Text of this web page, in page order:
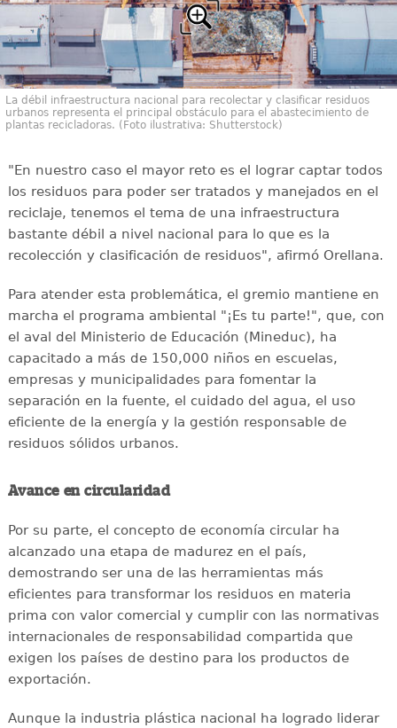
La débil infraestructura nacional para recolectar y clasificar residuos
urbanos representa el principal obstáculo para el abastecimiento de
plantas recicladoras. (Foto ilustrativa: Shutterstock)
"En nuestro caso el mayor reto es el lograr captar todos
los residuos para poder ser tratados y manejados en el
reciclaje, tenemos el tema de una infraestructura
bastante débil a nivel nacional para lo que es la
recolección y clasificación de residuos", afirmó Orellana.
Para atender esta problemática, el gremio mantiene en
marcha el programa ambiental "¡Es tu parte!", que, con
el aval del Ministerio de Educación (Mineduc), ha
capacitado a más de 150,000 niños en escuelas,
empresas y municipalidades para fomentar la
separación en la fuente, el cuidado del agua, el uso
eficiente de la energía y la gestión responsable de
residuos sólidos urbanos.
Avance en circularidad
Por su parte, el concepto de economía circular ha
alcanzado una etapa de madurez en el país,
demostrando ser una de las herramientas más
eficientes para transformar los residuos en materia
prima con valor comercial y cumplir con las normativas
internacionales de responsabilidad compartida que
exigen los países de destino para los productos de
exportación.
Aunque la industria plástica nacional ha logrado liderar